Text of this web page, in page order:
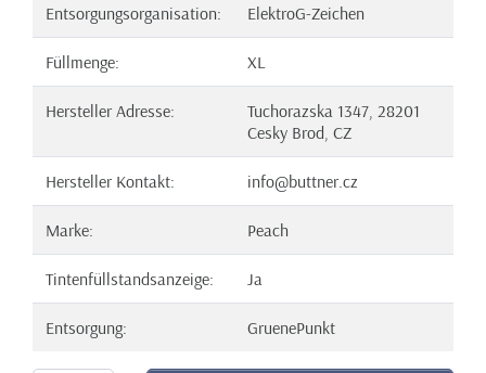
Entsorgungsorganisation: ElektroG-Zeichen
Füllmenge: XL
Hersteller Adresse:
Tuchorazska 1347, 28201
Cesky Brod, CZ
Hersteller Kontakt: info@buttner.cz
Marke: Peach
Tintenfüllstandsanzeige: Ja
Entsorgung: GruenePunkt